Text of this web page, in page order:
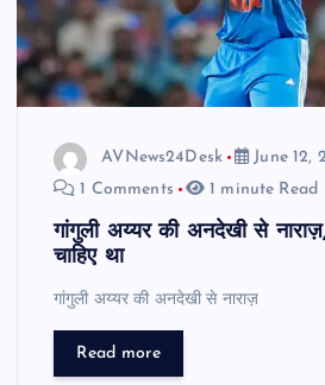
AVNews24Desk
June 12,
1 Comments
1 minute Read
गांगुली अय्यर की अनदेखी से
चाहिए था
गांगुली अय्यर की अनदेखी से नाराज़
Read more